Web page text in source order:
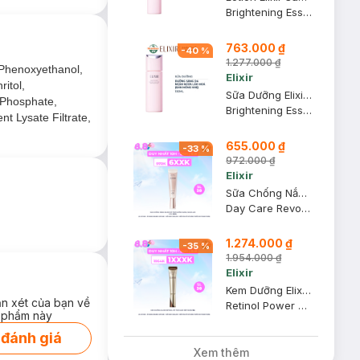
PEARL ÁNH
Lysate Filtrate,
xét của bạn về
này
giá
Brightening Essence Lotion Dewy Moisture
-40 % 763.000 ₫
1.277.000 ₫
Elixir
Sữa Dưỡng Elixir Sáng Da, Ngăn Lão Hoá (Bản Mỏng Nhẹ) 130ml
Brightening Essence Emulsion Dewy Moisture
-33% 655.000 ₫
972.000 ₫
Elixir
Sữa Chống Nắng Elixir Hỗ Trợ Dưỡng Sáng, Ngừa Lão Hóa 35ml
Day Care Revolution SPF50+ PA++++
-35% 1.274.000 ₫
1.954.000 ₫
Elixir
Kem Dưỡng Elixir Retinol Hỗ Trợ Giảm Nếp Nhăn 15g
Retinol Power Wrinkle Smoothing Cream
Xem thêm